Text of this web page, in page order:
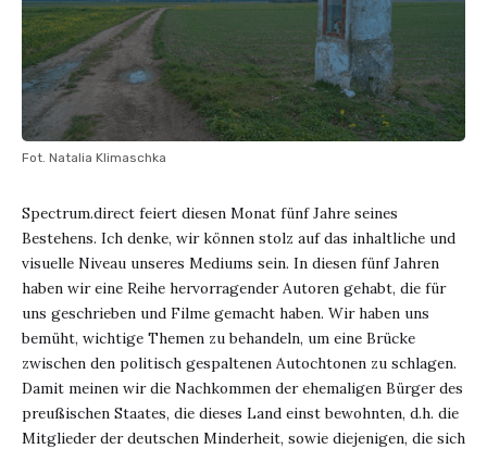
Fot. Natalia Klimaschka
Spectrum.direct feiert diesen Monat fünf Jahre seines
Bestehens. Ich denke, wir können stolz auf das inhaltliche und
visuelle Niveau unseres Mediums sein. In diesen fünf Jahren
haben wir eine Reihe hervorragender Autoren gehabt, die für
uns geschrieben und Filme gemacht haben. Wir haben uns
bemüht, wichtige Themen zu behandeln, um eine Brücke
zwischen den politisch gespaltenen Autochtonen zu schlagen.
Damit meinen wir die Nachkommen der ehemaligen Bürger des
preußischen Staates, die dieses Land einst bewohnten, d.h. die
Mitglieder der deutschen Minderheit, sowie diejenigen, die sich